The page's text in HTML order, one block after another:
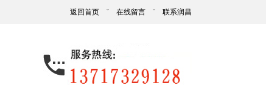
返回首页 ˇ 在线留言 ˇ 联系润昌